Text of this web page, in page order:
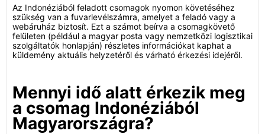
Az Indonéziából feladott csomagok nyomon követéséhez
szükség van a fuvarlevélszámra, amelyet a feladó vagy a
webáruház biztosít. Ezt a számot beírva a csomagkövető
felületen (például a magyar posta vagy nemzetközi logisztikai
szolgáltatók honlapján) részletes információkat kaphat a
küldemény aktuális helyzetéről és várható érkezési idejéről.
Mennyi idő alatt érkezik meg
a csomag Indonéziából
Magyarországra?